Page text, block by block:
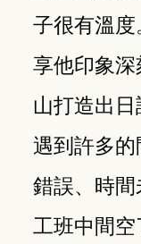
子很有溫
享他印象
山打造出
遇到許多
錯誤、時
工班中間